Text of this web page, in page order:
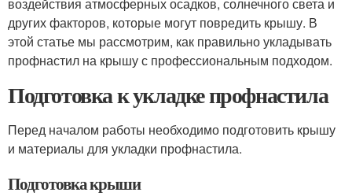
других факторов, которые могут повредить крышу. В
этой статье мы рассмотрим, как правильно укладывать
профнастил на крышу с профессиональным подходом.
Подготовка к укладке профнастила
Перед началом работы необходимо подготовить крышу
и материалы для укладки профнастила.
Подготовка крыши